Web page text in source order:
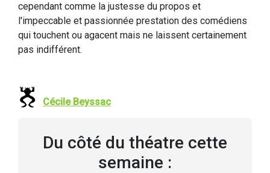
cependant comme la justesse du propos et
l'impeccable et passionnée prestation des comédiens
qui touchent ou agacent mais ne laissent certainement
pas indifférent.
Cécile Beyssac
Du côté du théatre cette
semaine :